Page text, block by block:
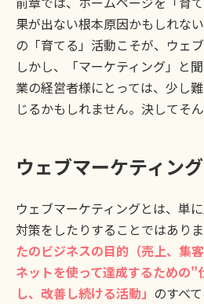
果が出ない根本原因かもしれな
の「育てる」活動こそが、ウェ
しかし、「マーケティング」と
業の経営者様にとっては、少し
じるかもしれません。決してそ
ウェブマーケティン
ウェブマーケティングとは、単
対策をしたりすることではありま
たのビジネスの目的（売上、集
ネットを使って達成するための
し、改善し続ける活動」 のすべ